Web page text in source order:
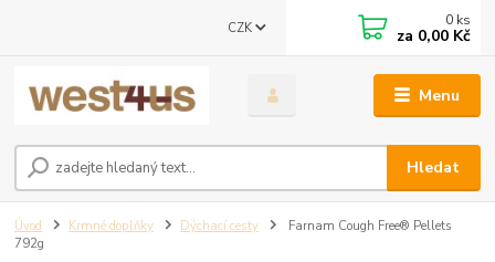
Menu
CZK
Hledat
0 ks
za 0,00 Kč
Úvod Krmné doplňky Dýchací cesty
Farnam Cough Free® Pellets
792g